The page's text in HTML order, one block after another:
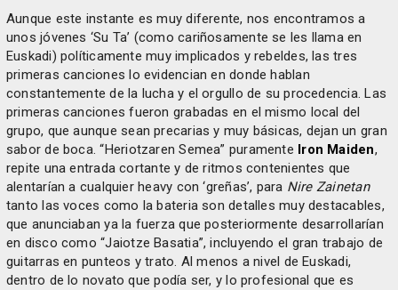
Aunque este instante es muy diferente, nos encontramos a
unos jóvenes ‘Su Ta’ (como cariñosamente se les llama en
Euskadi) políticamente muy implicados y rebeldes, las tres
primeras canciones lo evidencian en donde hablan
constantemente de la lucha y el orgullo de su procedencia. Las
primeras canciones fueron grabadas en el mismo local del
grupo, que aunque sean precarias y muy básicas, dejan un gran
sabor de boca. “Heriotzaren Semea” puramente Iron Maiden,
repite una entrada cortante y de ritmos contenientes que
alentarían a cualquier heavy con ‘greñas’, para Nire Zainetan
tanto las voces como la bateria son detalles muy destacables,
que anunciaban ya la fuerza que posteriormente desarrollarían
en disco como “Jaiotze Basatia”, incluyendo el gran trabajo de
guitarras en punteos y trato. Al menos a nivel de Euskadi,
dentro de lo novato que podía ser, y lo profesional que es